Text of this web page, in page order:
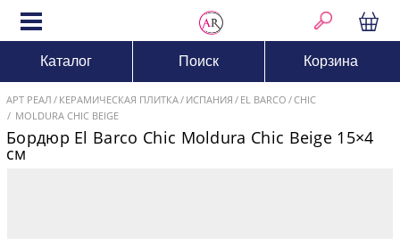
Каталог Поиск Корзина
АРТ РЕАЛ КЕРАМИЧЕСКАЯ ПЛИТКА ИСПАНИЯ EL BARCO CHIC
MOLDURA CHIC BEIGE
Бордюр El Barco Chic Moldura Chic Beige 15×4
см